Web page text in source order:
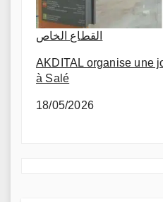
القطاع الخاص
AKDITAL organise une
à Salé
18/05/2026